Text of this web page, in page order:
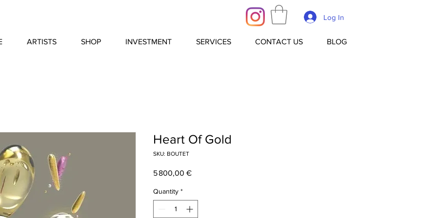
Log In
ARTISTS SHOP INVESTMENT SERVICES CONTACT US BLOG
Heart Of Gold
SKU: BOUTET
5 800,00 €Price
Quantity *